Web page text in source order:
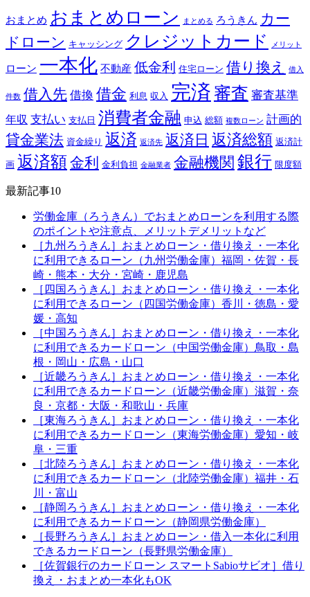
おまとめ おまとめローン まとめる ろうきん カー
ドローン キャッシング クレジットカード メリット
ローン 一本化 不動産 低金利 住宅ローン 借り換え 借入
件数 借入先 借換 借金 利息 収入 完済 審査 審査基準
年収 支払い 支払日 消費者金融 申込 総額 複数ローン 計画的
貸金業法 資金繰り 返済 返済先 返済日 返済総額 返済計
画 返済額金利 金利負担 金融業者 金融機関 銀行 限度額
最新記事10
労働金庫（ろうきん）でおまとめローンを利用する際
のポイントや注意点、メリットデメリットなど
［九州ろうきん］おまとめローン・借り換え・一本化
に利用できるローン（九州労働金庫）福岡・佐賀・長
崎・熊本・大分・宮崎・鹿児島
［四国ろうきん］おまとめローン・借り換え・一本化
に利用できるローン（四国労働金庫）香川・徳島・愛
媛・高知
［中国ろうきん］おまとめローン・借り換え・一本化
に利用できるカードローン（中国労働金庫）鳥取・島
根・岡山・広島・山口
［近畿ろうきん］おまとめローン・借り換え・一本化
に利用できるカードローン（近畿労働金庫）滋賀・奈
良・京都・大阪・和歌山・兵庫
［東海ろうきん］おまとめローン・借り換え・一本化
に利用できるカードローン（東海労働金庫）愛知・岐
阜・三重
［北陸ろうきん］おまとめローン・借り換え・一本化
に利用できるカードローン（北陸労働金庫）福井・石
川・富山
［静岡ろうきん］おまとめローン・借り換え・一本化
に利用できるカードローン（静岡県労働金庫）
［長野ろうきん］おまとめローン・借入一本化に利用
できるカードローン（長野県労働金庫）
［佐賀銀行のカードローン スマートSabioサビオ］借り
換え・おまとめ一本化もOK